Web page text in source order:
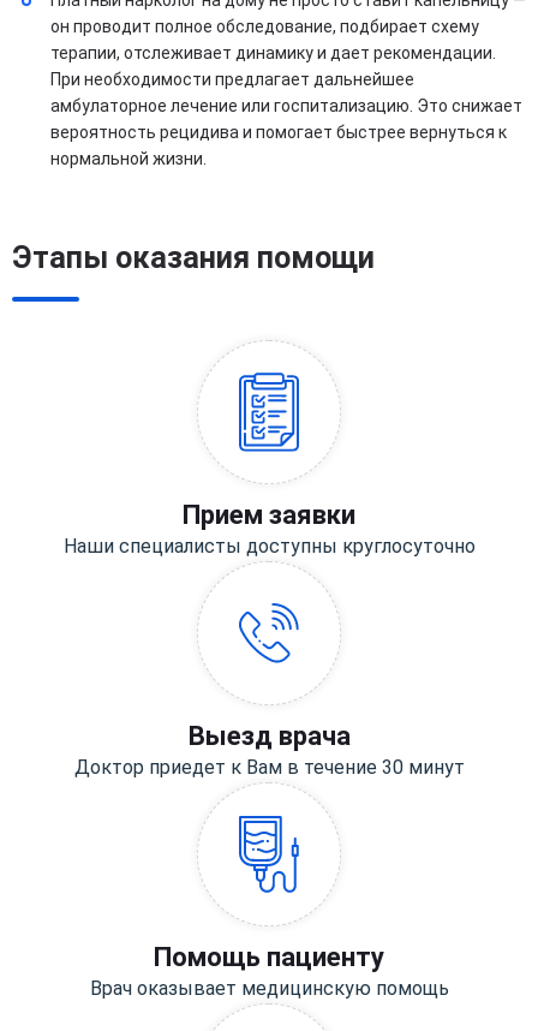
он проводит полное обследование, подбирает схему
терапии, отслеживает динамику и дает рекомендации.
При необходимости предлагает дальнейшее
амбулаторное лечение или госпитализацию. Это снижает
вероятность рецидива и помогает быстрее вернуться к
нормальной жизни.
Этапы оказания помощи
Прием заявки
Наши специалисты доступны круглосуточно
Выезд врача
Доктор приедет к Вам в течение 30 минут
Помощь пациенту
Врач оказывает медицинскую помощь